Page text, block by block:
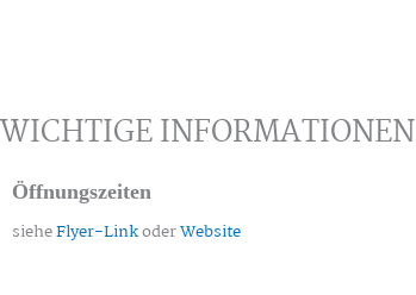
WICHTIGE INFORMATIONEN
Öffnungszeiten
sieheFlyer-LinkoderWebsite